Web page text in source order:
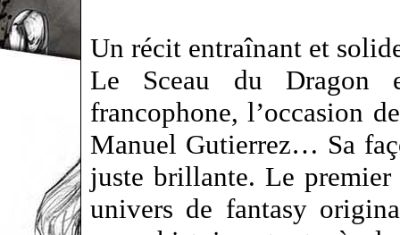
Un récit entraînant et
Le Sceau du Dragon
francophone, l’occasion
Manuel Gutierrez… Sa
juste brillante. Le premier
univers de fantasy